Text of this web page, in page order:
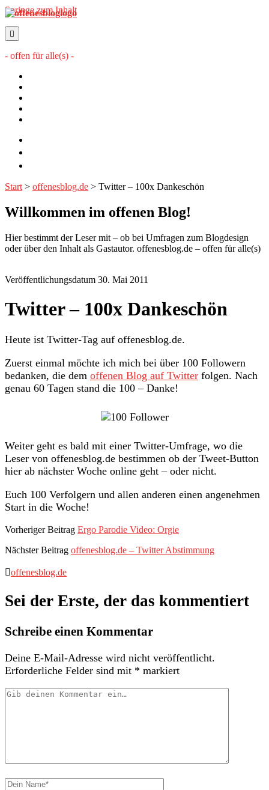
Springe zum Inhalt
offenesblog.de
- offen für alle(s) -
Start > offenesblog.de > Twitter – 100x Dankeschön
Willkommen im offenen Blog!
Hier bestimmt der Leser mit – ob bei Umfragen zum Blogdesign
oder über den Inhalt als Gastautor. offenesblog.de – offen für alle(s)
Veröffentlichungsdatum 30. Mai 2011
Twitter – 100x Dankeschön
Heute ist Twitter-Tag auf offenesblog.de.
Zuerst einmal möchte ich mich bei über 100 Followern
bedanken, die dem offenen Blog auf Twitter folgen. Nach
genau 60 Tagen stand die 100 – Danke!
Weiter geht es bald mit einer Twitter-Umfrage, wo die
Leser von offenesblog.de bestimmen ob der Tweet-Button
hier ab nächster Woche online geht – oder nicht.
Euch 100 Verfolgern und allen anderen einen angenehmen
Start in die Woche!
Vorheriger Beitrag Ergo Parodie Video: Orgie
Nächster Beitrag offenesblog.de – Twitter Abstimmung
offenesblog.de
Sei der Erste, der das kommentiert
Schreibe einen Kommentar
Deine E-Mail-Adresse wird nicht veröffentlicht.
Erforderliche Felder sind mit * markiert
Dein
Dein